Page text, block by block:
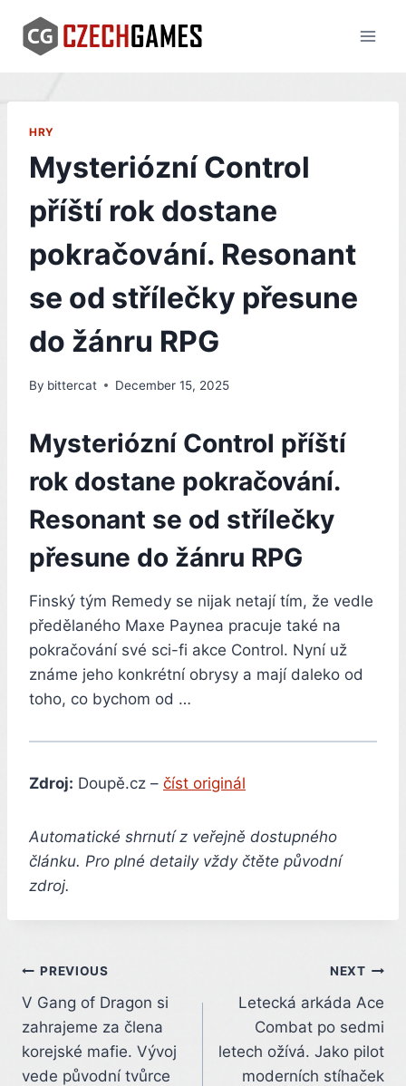
content
HRY
Mysteriózní Control
příští rok dostane
pokračování. Resonant
se od střílečky přesune
do žánru RPG
By bittercat December 15, 2025
Mysteriózní Control příští
rok dostane pokračování.
Resonant se od střílečky
přesune do žánru RPG
Finský tým Remedy se nijak netají tím, že vedle
předělaného Maxe Paynea pracuje také na
pokračování své sci-fi akce Control. Nyní už
známe jeho konkrétní obrysy a mají daleko od
toho, co bychom od …
Zdroj: Doupě.cz – číst originál
Automatické shrnutí z veřejně dostupného
článku. Pro plné detaily vždy čtěte původní
zdroj.
Post
navigation
PREVIOUS
V Gang of Dragon si
zahrajeme za člena
korejské mafie. Vývoj
vede původní tvůrce
NEXT
Letecká arkáda Ace
Combat po sedmi
letech ožívá. Jako pilot
moderních stíhaček